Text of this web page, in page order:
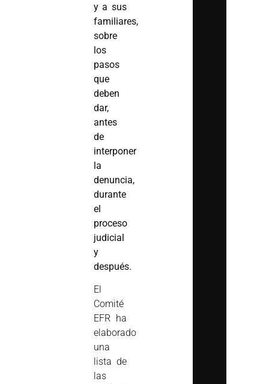
y a sus
familiares,
sobre
los
pasos
que
deben
dar,
antes
de
interponer
la
denuncia,
durante
el
proceso
judicial
y
después.
El
Comité
EFR ha
elaborado
una
lista de
las